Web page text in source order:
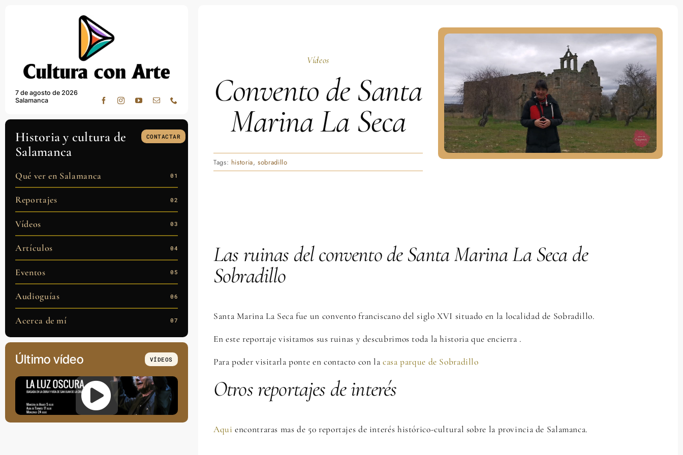
7 de agosto de 2026
Salamanca
Historia y cultura de
Salamanca
CONTACTAR
Qué ver en Salamanca 01
Reportajes 02
Vídeos 03
Artículos 04
Eventos 05
Audioguías 06
Acerca de mí 07
Último vídeo VÍDEOS
Vídeos
Convento de Santa
Marina La Seca
Tags: historia,sobradillo
Las ruinas del convento de Santa Marina La Seca de
Sobradillo
Santa Marina La Seca fue un convento franciscano del siglo XVI situado en la localidad de Sobradillo.
En este reportaje visitamos sus ruinas y descubrimos toda la historia que encierra .
Para poder visitarla ponte en contacto con la casa parque de Sobradillo
Otros reportajes de interés
Aquiencontraras mas de 50 reportajes de interés histórico-cultural sobre la provincia de Salamanca.